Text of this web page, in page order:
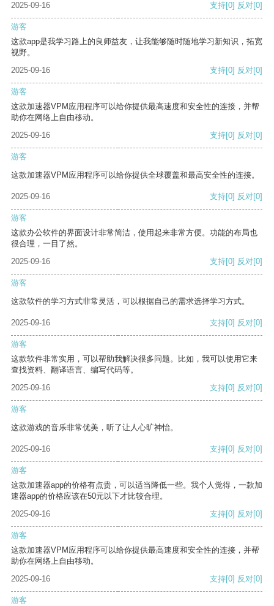
2025-09-16 支持[0] 反对[0]
游客
这款app是我学习路上的良师益友，让我能够随时随地学习新知识，拓宽
视野。
2025-09-16
支持[0] 反对[0]
游客
这款加速器VPM应用程序可以给你提供最高速度和安全性的连接，并帮
助你在网络上自由移动。
2025-09-16
支持[0] 反对[0]
游客
这款加速器VPM应用程序可以给你提供全球覆盖和最高安全性的连接。
2025-09-16 支持[0] 反对[0]
游客
这款办公软件的界面设计非常简洁，使用起来非常方便。功能的布局也
很合理，一目了然。
2025-09-16
支持[0] 反对[0]
游客
这款软件的学习方式非常灵活，可以根据自己的需求选择学习方式。
2025-09-16 支持[0] 反对[0]
游客
这款软件非常实用，可以帮助我解决很多问题。比如，我可以使用它来
查找资料、翻译语言、编写代码等。
2025-09-16
支持[0] 反对[0]
游客
这款游戏的音乐非常优美，听了让人心旷神怡。
2025-09-16 支持[0] 反对[0]
游客
这款加速器app的价格有点贵，可以适当降低一些。我个人觉得，一款加
速器app的价格应该在50元以下才比较合理。
2025-09-16
支持[0] 反对[0]
游客
这款加速器VPM应用程序可以给你提供最高速度和安全性的连接，并帮
助你在网络上自由移动。
2025-09-16
支持[0] 反对[0]
游客